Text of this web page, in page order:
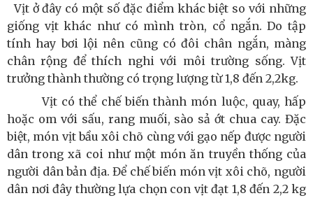
Vịt ở đây có một số đặc điểm khác biệt so với những
giống vịt khác như có mình tròn, cổ ngắn. Do tập
tính hay bơi lội nên cũng có đôi chân ngắn, màng
chân rộng để thích nghi với môi trường sống. Vịt
trưởng thành thường có trọng lượng từ 1,8 đến 2,2kg.
Vịt có thể chế biến thành món luộc, quay, hấp
hoặc om với sấu, rang muối, sào sả ớt chua cay. Đặc
biệt, món vịt bầu xôi chõ cùng với gạo nếp được người
dân trong xã coi như một món ăn truyền thống của
người dân bản địa. Để chế biến món vịt xôi chõ, người
dân nơi đây thường lựa chọn con vịt đạt 1,8 đến 2,2 kg